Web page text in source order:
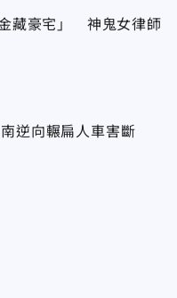
藏豪宅」 神鬼女律師
逆向輾扁人車害斷